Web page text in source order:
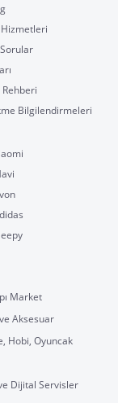
Bilgilendirmeleri
Market
Aksesuar
Hobi, Oyuncak
Dijital Servisler